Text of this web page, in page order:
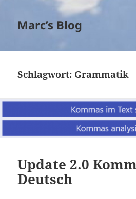
Marc’s Blog
Schlagwort: Grammatik
Update 2.0
Deutsch